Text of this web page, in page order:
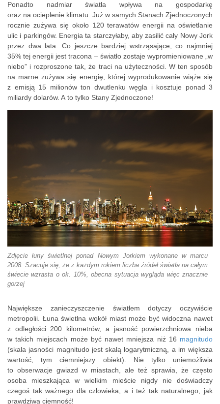
Ponadto nadmiar światła wpływa na gospodarkę
oraz na ocieplenie klimatu. Już w samych Stanach Zjednoczonych
rocznie zużywa się około 120 terawatów energii na oświetlanie
ulic i parkingów. Energia ta starczyłaby, aby zasilić cały Nowy Jork
przez dwa lata. Co jeszcze bardziej wstrząsające, co najmniej
35% tej energii jest tracona – światło zostaje wypromieniowane „w
niebo” i rozproszone tak, że traci na użyteczności. W ten sposób
na marne zużywa się energię, której wyprodukowanie wiąże się
z emisją 15 milionów ton dwutlenku węgla i kosztuje ponad 3
miliardy dolarów. A to tylko Stany Zjednoczone!
Zdjęcie łuny świetlnej ponad Nowym Jorkiem wykonane w marcu
2008. Szacuje się, że z każdym rokiem liczba źródeł światła na całym
świecie wzrasta o ok. 10%, obecna sytuacja wygląda więc znacznie
gorzej
Największe zanieczyszczenie światłem dotyczy oczywiście
metropolii. Łuna świetlna wokół miast może być widoczna nawet
z odległości 200 kilometrów, a jasność powierzchniowa nieba
w takich miejscach może być nawet mniejsza niż 16 magnitudo
(skala jasności magnitudo jest skalą logarytmiczną, a im większa
wartość, tym ciemniejszy obiekt). Nie tylko uniemożliwia
to obserwacje gwiazd w miastach, ale też sprawia, że często
osoba mieszkająca w wielkim mieście nigdy nie doświadczy
czegoś tak ważnego dla człowieka, a i też tak naturalnego, jak
prawdziwa ciemność!